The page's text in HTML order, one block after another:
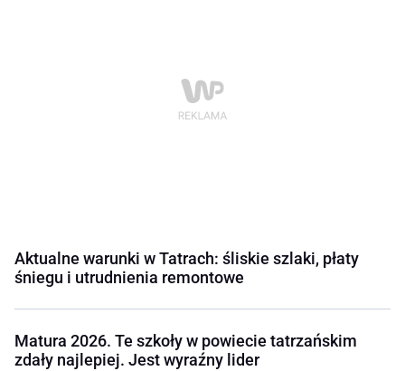
Aktualne warunki w Tatrach: śliskie szlaki, płaty
śniegu i utrudnienia remontowe
Matura 2026. Te szkoły w powiecie tatrzańskim
zdały najlepiej. Jest wyraźny lider